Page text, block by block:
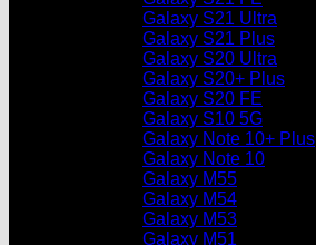
Galaxy S21 Ultra
Galaxy S21 Plus
Galaxy S20 Ultra
Galaxy S20+ Plus
Galaxy S20 FE
Galaxy S10 5G
Galaxy Note 10+ Plus
Galaxy Note 10
Galaxy M55
Galaxy M54
Galaxy M53
Galaxy M51